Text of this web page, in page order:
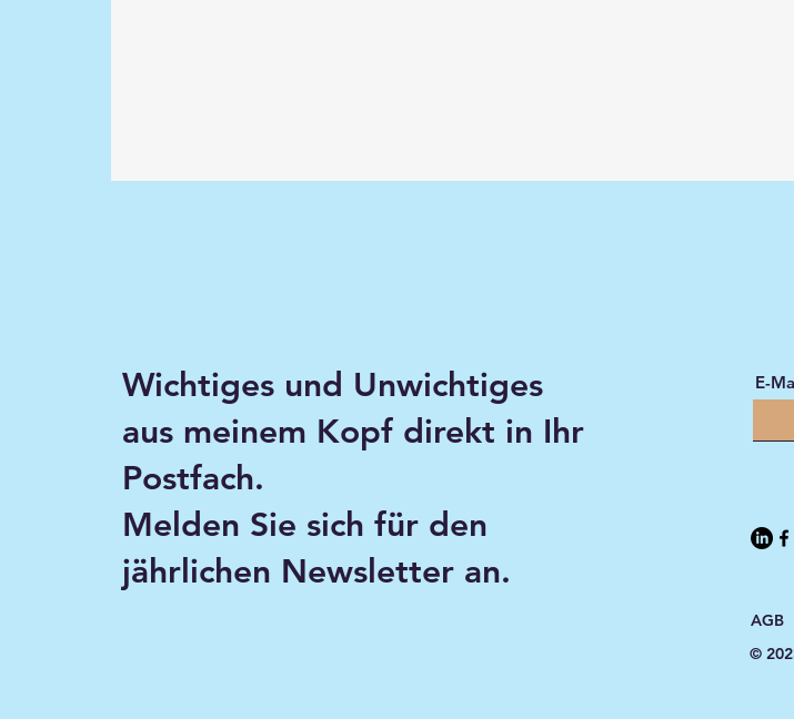
Wichtiges und Unwichtiges
aus meinem Kopf direkt in Ihr
Postfach.
Melden Sie sich für den
jährlichen Newsletter an.
E-
AGB
©